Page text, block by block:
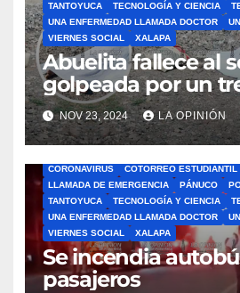
TANTOYUCA
TECNOLOGÍA Y CIENCIA
UNA ENFERMEDAD LLAMADA DOCTOR
VIERNES SOCIAL
XALAPA
Abuelita fallece al
golpeada por un
NOV 23, 2024 LA OPINIÓN
CORONAVIRUS
COTORREO ESTUDIANTIL
LLAMADA DE EMERGENCIA
PÁNUCO
TANTOYUCA
TECNOLOGÍA Y CIENCIA
UNA ENFERMEDAD LLAMADA DOCTOR
VIERNES SOCIAL
XALAPA
Se incendia
pasajeros